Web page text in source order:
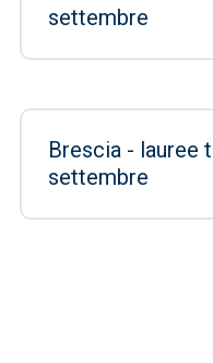
settembre
Brescia - lauree
settembre